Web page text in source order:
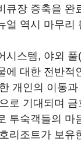
큐장 증축을 완
얼 역시 마무리
시스템, 야외 풀
에 대한 전반적
개인의 이동
로 기대되며
투숙객들의 마
리조트가 보유